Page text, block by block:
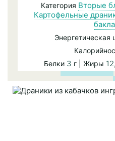
Категория Вторые
Картофельные
Энергетическая
Белки 3 г | Жиры